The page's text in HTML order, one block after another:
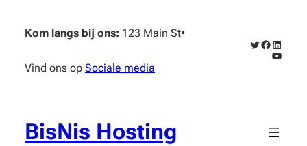
Kom langs bij ons: 123 Main St•
Vind ons op Sociale media
Twitter
Facebook
BisNis Hosting